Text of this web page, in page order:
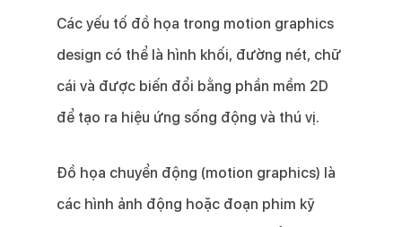
Các yếu tố đồ họa trong motion graphics
design có thể là hình khối, đường nét, chữ
cái và được biến đổi bằng phần mềm 2D
để tạo ra hiệu ứng sống động và thú vị.
Đồ họa chuyển động (motion graphics) là
các hình ảnh động hoặc đoạn phim kỹ